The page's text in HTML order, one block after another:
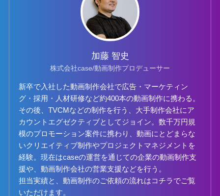
加藤 智史
株式会社case/動画制作プロデューサー
新卒で入社した動画制作会社で広告・マーケティン
グ・採用・人材研修など約400本の動画制作に携わる。
その後、TVCMなどの制作を行う、大手制作会社にア
カウントエグゼクティブとしてジョイン。数千万円規
模のプロモーション案件に携わり、動画にとどまらな
いクリエイティブ制作やプロジェクトマネジメントを
経験。現在はcaseの運営を通じての企業の動画制作支
援や、動画制作会社の営業支援などを行う。
担当実績と、動画制作のご依頼の流れはコチラでご覧
いただけます。